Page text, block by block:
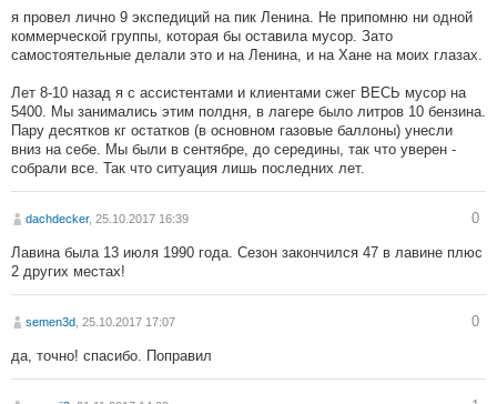
я провел лично 9 экспедиций на пик Ленина. Не припомню ни одной
коммерческой группы, которая бы оставила мусор. Зато
самостоятельные делали это и на Ленина, и на Хане на моих глазах.
Лет 8-10 назад я с ассистентами и клиентами сжег ВЕСЬ мусор на
5400. Мы занимались этим полдня, в лагере было литров 10 бензина.
Пару десятков кг остатков (в основном газовые баллоны) унесли
вниз на себе. Мы были в сентябре, до середины, так что уверен -
собрали все. Так что ситуация лишь последних лет.
dachdecker, 25.10.2017 16:39 0
Лавина была 13 июля 1990 года. Сезон закончился 47 в лавине плюс
2 других местах!
semen3d , 25.10.2017 17:07 0
да, точно! спасибо. Поправил